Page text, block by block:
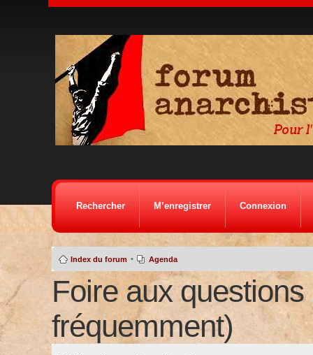
Rechercher M’enregistrer Connexion
Index du forum • Agenda
Foire aux
fréquemment)